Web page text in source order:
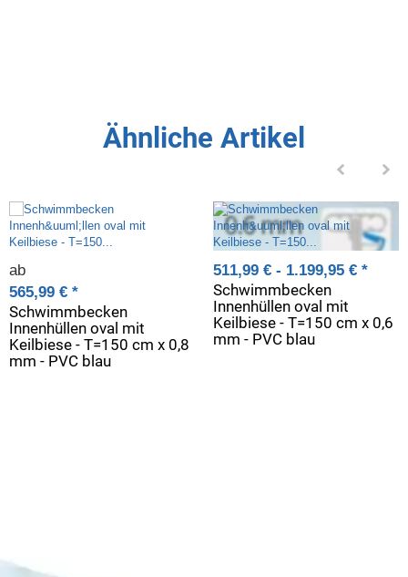
Ähnliche Artikel
Schwimmbecken
Innenhüllen oval mit
Keilbiese - T=150 cm x 0,8
mm - PVC blau
ab
565,99 € *
Schwimmbecken
Innenhüllen oval mit
Keilbiese - T=150 cm x 0,6
mm - PVC blau
511,99 € - 1.199,95 € *